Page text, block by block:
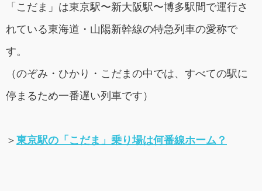
「こだま」は東京駅〜新大阪駅〜博多駅間で運行さ
れている東海道・山陽新幹線の特急列車の愛称で
す。
（のぞみ・ひかり・こだまの中では、すべての駅に
停まるため一番遅い列車です）
＞ 東京駅の「こだま」乗り場は何番線ホーム？